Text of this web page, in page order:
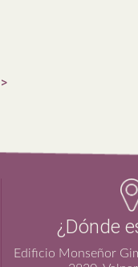
¿Dónde
Edificio Monseñor